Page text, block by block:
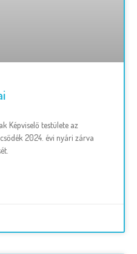
Képviselő testülete az
2024. évi nyári zárva